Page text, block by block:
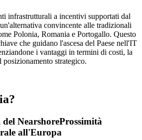
infrastrutturali a incentivi supportati dal
convincente alle tradizionali
Polonia, Romania e Portogallo. Questo
che guidano l'ascesa del Paese nell'IT
i vantaggi in termini di costi, la
strategico.
NearshoreProssimità
all'Europa